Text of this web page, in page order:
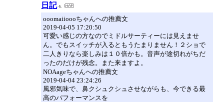
日記
ooomaiioooちゃんへの推薦文
2019-04-05 17:20:50
可愛い感じの方なのでミドルサーティーには見えませ
ん。でもスイッチが入るともうたまりません！２ショで
二人きりなら楽しみは１０倍かも。音声が途切れがちだ
ったのだけが残念。また来ますよ。
NOAageちゃんへの推薦文
2019-04-04 23:24:26
風邪気味で、鼻クシュクシュさせながらも、今できる最
高のパフォーマンスを